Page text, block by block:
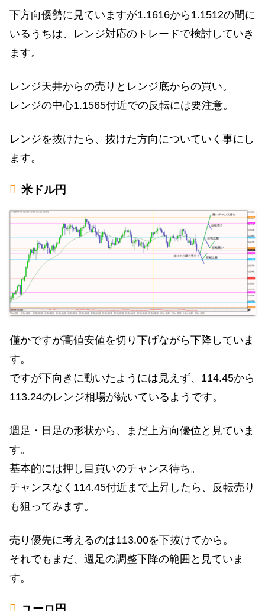
下方向優勢に見ていますが1.1616から1.1512の間に
いるうちは、レンジ対応のトレードで検討していき
ます。
レンジ天井からの売りとレンジ底からの買い。
レンジの中心1.1565付近での反転には要注意。
レンジを抜けたら、抜けた方向についていく事にし
ます。
米ドル円
僅かですが高値安値を切り下げながら下降していま
す。
ですが下向きに動いたようには見えず、114.45から
113.24のレンジ相場が続いているようです。
週足・日足の形状から、まだ上方向優位と見ていま
す。
基本的には押し目買いのチャンス待ち。
チャンスなく114.45付近まで上昇したら、反転売り
も狙ってみます。
売り優先に考えるのは113.00を下抜けてから。
それでもまだ、週足の調整下降の範囲と見ていま
す。